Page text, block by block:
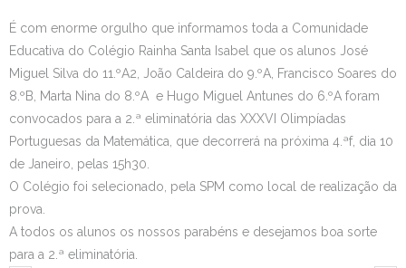
SPO
Utilidades
Estudar no CRSI
Contactos
É com enorme orgulho que informamos toda a Comunidade
Educativa do Colégio Rainha Santa Isabel que os alunos José
Miguel Silva do 11.ºA2, João Caldeira do 9.ºA, Francisco Soares do
8.ºB, Marta Nina do 8.ºA e Hugo Miguel Antunes do 6.ºA foram
convocados para a 2.ª eliminatória das XXXVI Olimpíadas
Portuguesas da Matemática, que decorrerá na próxima 4.ªf, dia 10
de Janeiro, pelas 15h30.
O Colégio foi selecionado, pela SPM como local de realização da
prova.
A todos os alunos os nossos parabéns e desejamos boa sorte
para a 2.ª eliminatória.